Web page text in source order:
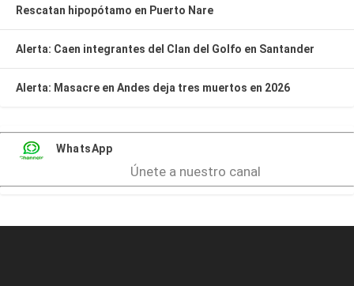
Rescatan hipopótamo en Puerto Nare
Alerta: Caen integrantes del Clan del Golfo en Santander
Alerta: Masacre en Andes deja tres muertos en 2026
WhatsApp
Únete a nuestro canal